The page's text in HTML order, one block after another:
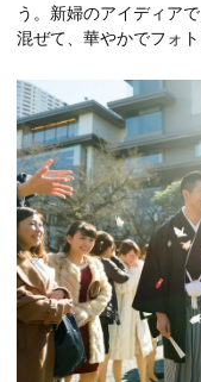
う。新婦のアイディア
混ぜて、華やかでフォ